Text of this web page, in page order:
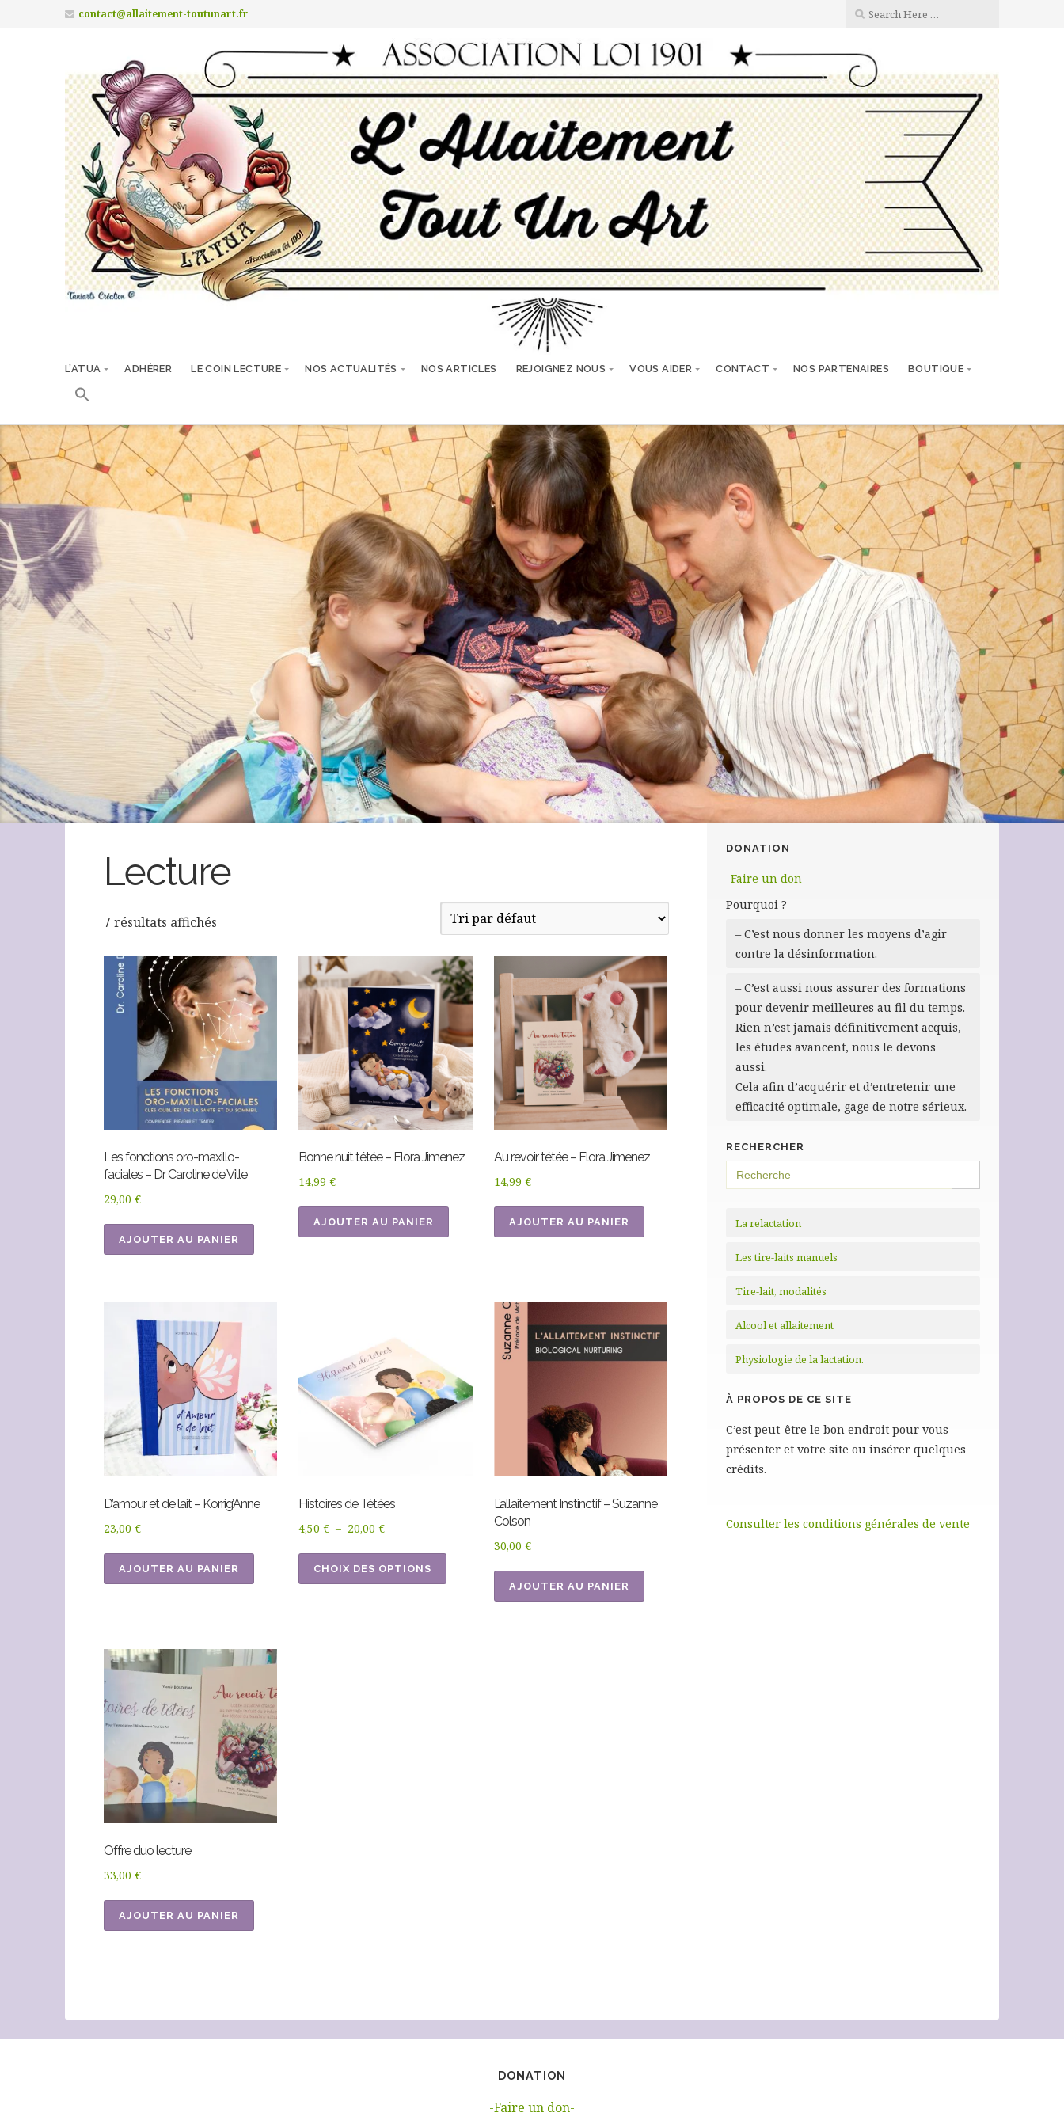
contact@allaitement-toutunart.fr
L’ATUA ADHÉRER LE COIN LECTURE NOS ACTUALITÉS NOS ARTICLES REJOIGNEZ NOUS VOUS AIDER CONTACT NOS PARTENAIRES BOUTIQUE
Lecture
7 résultats affichés
Les fonctions oro-maxillo-
faciales – Dr Caroline de Ville
29,00 €
AJOUTER AU PANIER
Bonne nuit tétée – Flora Jimenez
14,99€
AJOUTER AU PANIER
Au revoir tétée – Flora Jimenez
14,99 €
AJOUTER AU PANIER
D’amour et de lait – Korrig’Anne
23,00 €
AJOUTER AU PANIER
Histoires de Tétées
4,50€ – 20,00€Plage
prix :
4,50 €
CHOIX DES OPTIONS
Ce
L’allaitement Instinctif – Suzanne
Colson
30,00 €
AJOUTER AU PANIER
Offre duo lecture
33,00 €
AJOUTER AU PANIER
DONATION
-Faire un don-
Pourquoi ?
– C’est nous donner les moyens d’agir
contre la désinformation.
– C’est aussi nous assurer des formations
pour devenir meilleures au fil du temps.
Rien n’est jamais définitivement acquis,
les études avancent, nous le devons
aussi.
Cela afin d’acquérir et d’entretenir une
efficacité optimale, gage de notre sérieux.
RECHERCHER
Search
for:
SEARCH BUTTON
La relactation
Les tire-laits manuels
Tire-lait, modalités
Alcool et allaitement
Physiologie de la lactation.
À PROPOS DE CE SITE
C’est peut-être le bon endroit pour vous
présenter et votre site ou insérer quelques
crédits.
Consulter les conditions générales de vente
DONATION
-Faire un don-